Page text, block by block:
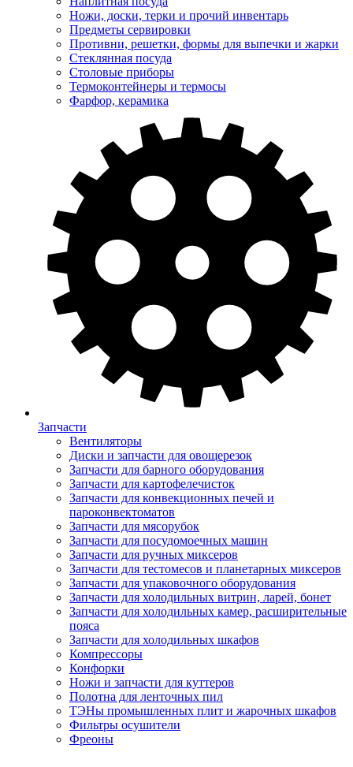
Ножи, доски, терки и прочий инвентарь
Предметы сервировки
Противни, решетки, формы для выпечки и жарки
Стеклянная посуда
Столовые приборы
Термоконтейнеры и термосы
Фарфор, керамика
Запчасти
Вентиляторы
Диски и запчасти для овощерезок
Запчасти для барного оборудования
Запчасти для картофелечисток
Запчасти для конвекционных печей и
пароконвектоматов
Запчасти для мясорубок
Запчасти для посудомоечных машин
Запчасти для ручных миксеров
Запчасти для тестомесов и планетарных миксеров
Запчасти для упаковочного оборудования
Запчасти для холодильных витрин, ларей, бонет
Запчасти для холодильных камер, расширительные
пояса
Запчасти для холодильных шкафов
Компрессоры
Конфорки
Ножи и запчасти для куттеров
Полотна для ленточных пил
ТЭНы промышленных плит и жарочных шкафов
Фильтры осушители
Фреоны